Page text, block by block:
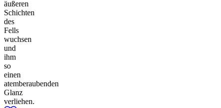
äußeren
Schichten
des
Fells
wuchsen
und
ihm
so
einen
atemberaubenden
Glanz
verliehen.